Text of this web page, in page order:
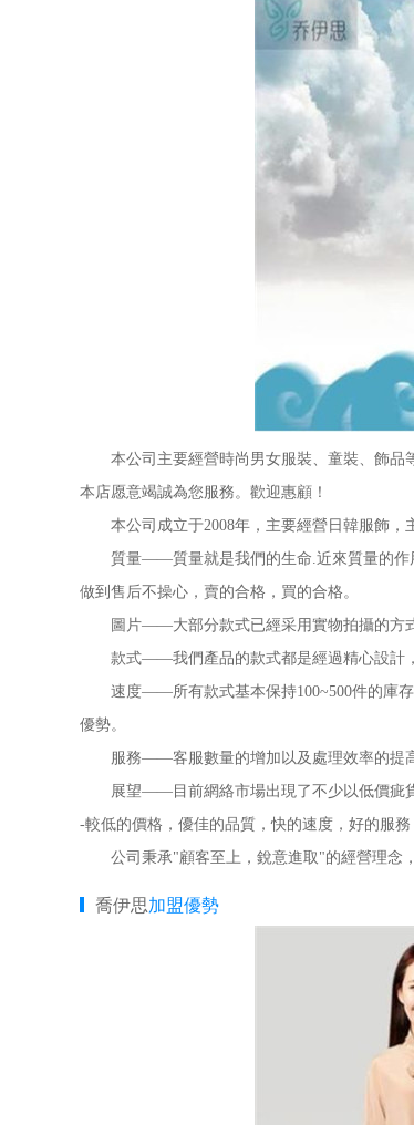
本公司主要經營時尚男女服裝、童裝、飾品
本店愿意竭誠為您服務。歡迎惠顧！
本公司成立于2008年，主要經營日韓服飾，主
質量——質量就是我們的生命.近來質量的作用
做到售后不操心，賣的合格，買的合格。
圖片——大部分款式已經采用實物拍攝的方式
款式——我們產品的款式都是經過精心設計，
速度——所有款式基本保持100~500件的庫存
優勢。
服務——客服數量的增加以及處理效率的提高
展望——目前網絡市場出現了不少以低價疵貨
-較低的價格，優佳的品質，快的速度，好的服務
公司秉承"顧客至上，銳意進取"的經營理念，
喬伊思加盟優勢